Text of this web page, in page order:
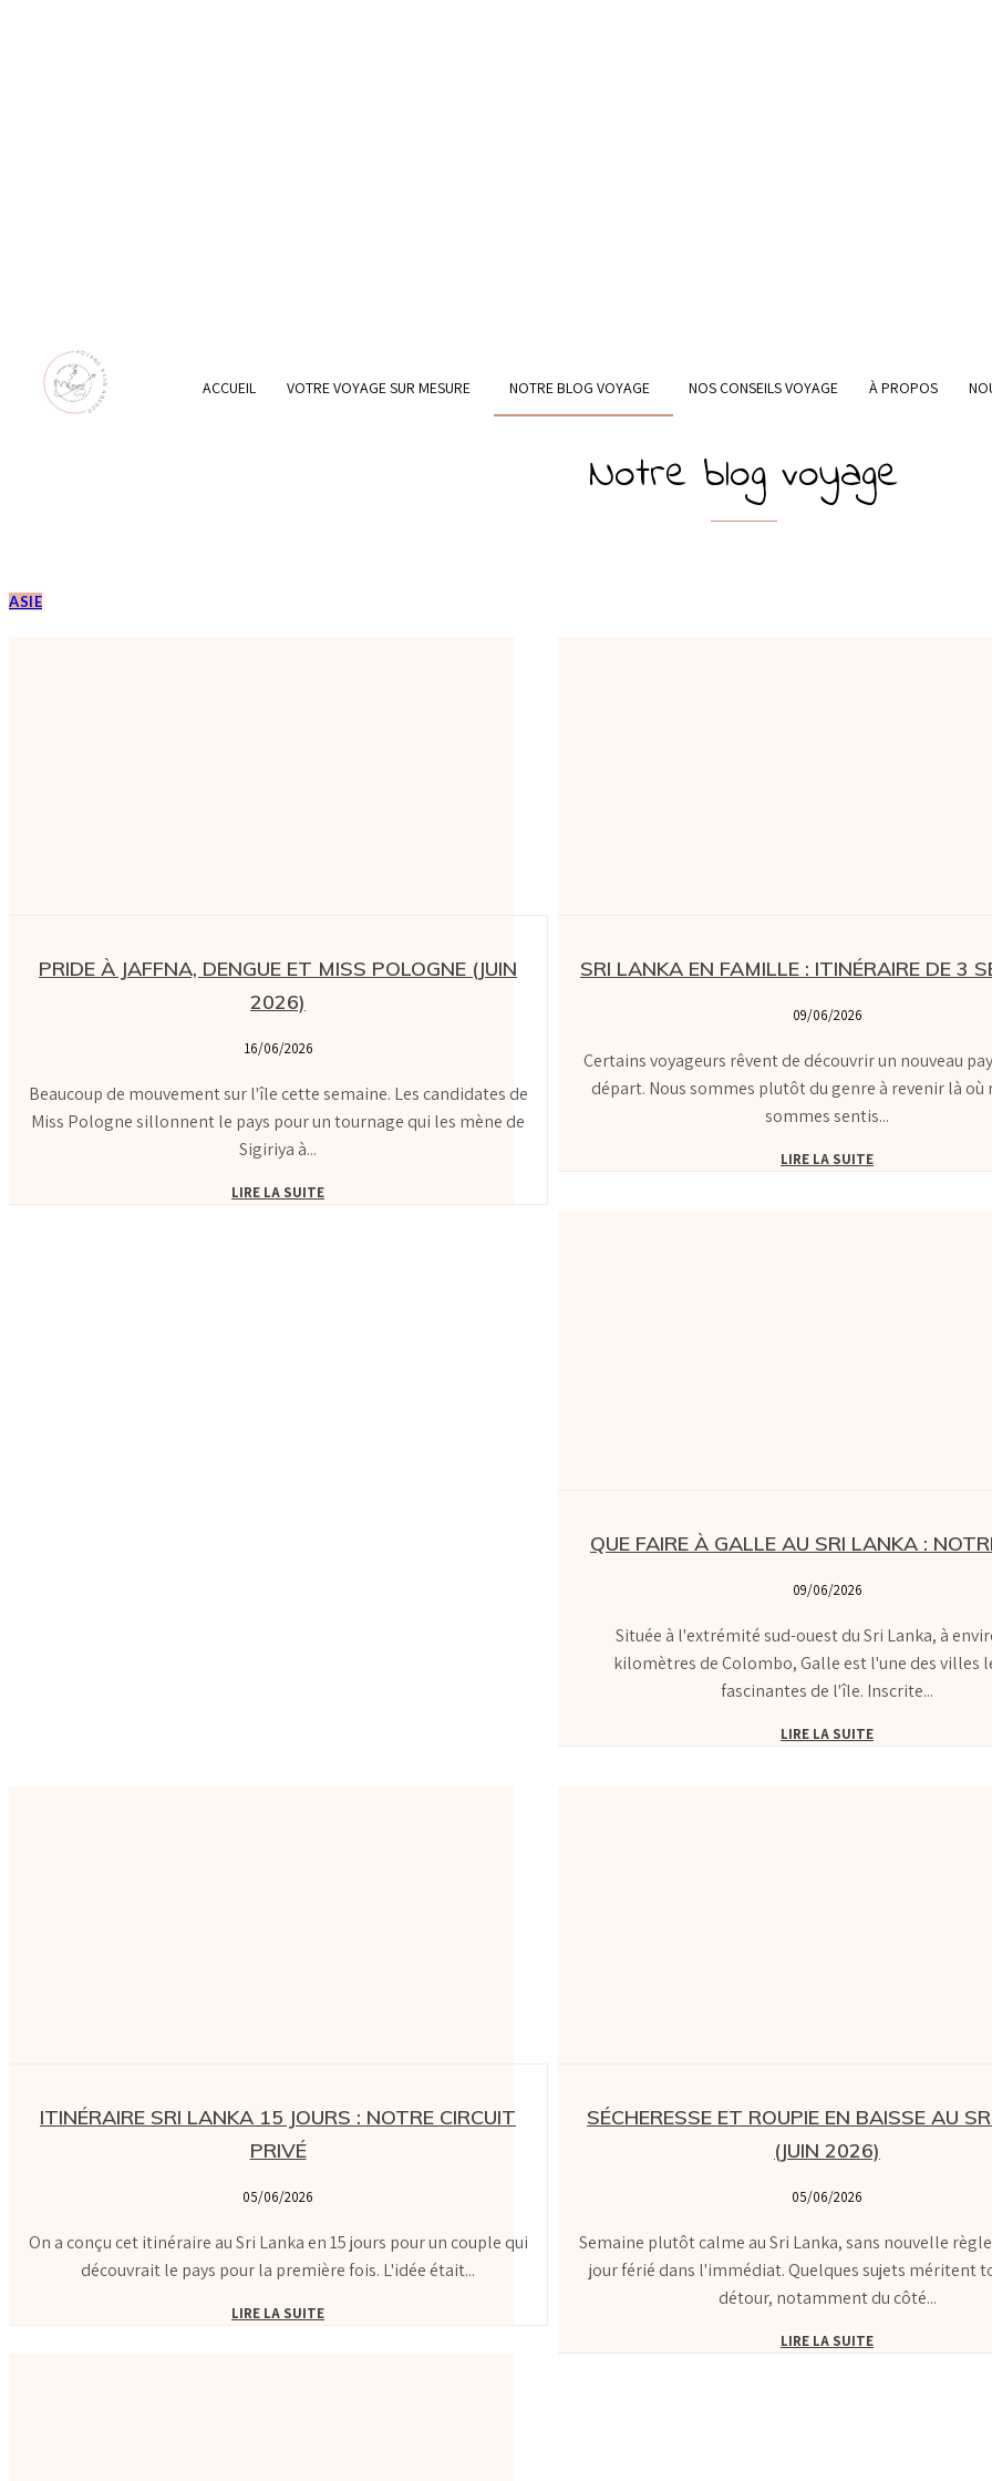
ACCUEIL VOTRE VOYAGE SUR MESURE NOTRE BLOG VOYAGE NOS CONSEILS VOYAGE À PROPOS
Notre blog voyage
ASIE
PRIDE À JAFFNA, DENGUE ET MISS POLOGNE (JUIN
2026)
16/06/2026
Beaucoup de mouvement sur l'île cette semaine. Les candidates de
Miss Pologne sillonnent le pays pour un tournage qui les mène de
Sigiriya à...
LIRE LA SUITE
SRI LANKA EN FAMILLE : ITINÉRAIRE DE 3
09/06/2026
Certains voyageurs rêvent de découvrir un nouveau
départ. Nous sommes plutôt du genre à revenir là où
sommes sentis...
LIRE LA SUITE
QUE FAIRE À GALLE AU SRI LANKA :
09/06/2026
Située à l'extrémité sud-ouest du Sri Lanka, à
kilomètres de Colombo, Galle est l'une des villes
fascinantes de l'île. Inscrite...
LIRE LA SUITE
ITINÉRAIRE SRI LANKA 15 JOURS : NOTRE CIRCUIT
PRIVÉ
05/06/2026
On a conçu cet itinéraire au Sri Lanka en 15 jours pour un couple qui
découvrait le pays pour la première fois. L'idée était...
LIRE LA SUITE
SÉCHERESSE ET ROUPIE EN BAISSE AU
(JUIN 2026)
05/06/2026
Semaine plutôt calme au Sri Lanka, sans nouvelle
jour férié dans l'immédiat. Quelques sujets méritent
détour, notamment du côté...
LIRE LA SUITE